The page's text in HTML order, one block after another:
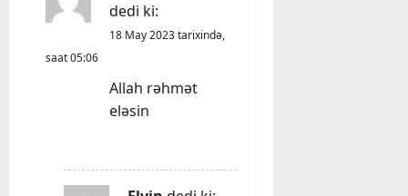
dedi ki:
18 May 2023 tarixində,
saat 05:06
Allah rəhmət
eləsin